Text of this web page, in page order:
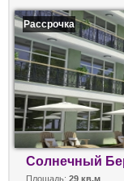
Рассрочка
Солнечный
Площадь: 29 кв.м